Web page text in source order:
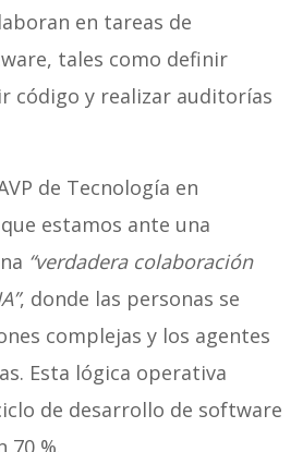
en tareas de
tales como definir
código y realizar auditorías
de Tecnología en
estamos ante una
“verdadera colaboración
, donde las personas se
complejas y los agentes
Esta lógica operativa
de desarrollo de software